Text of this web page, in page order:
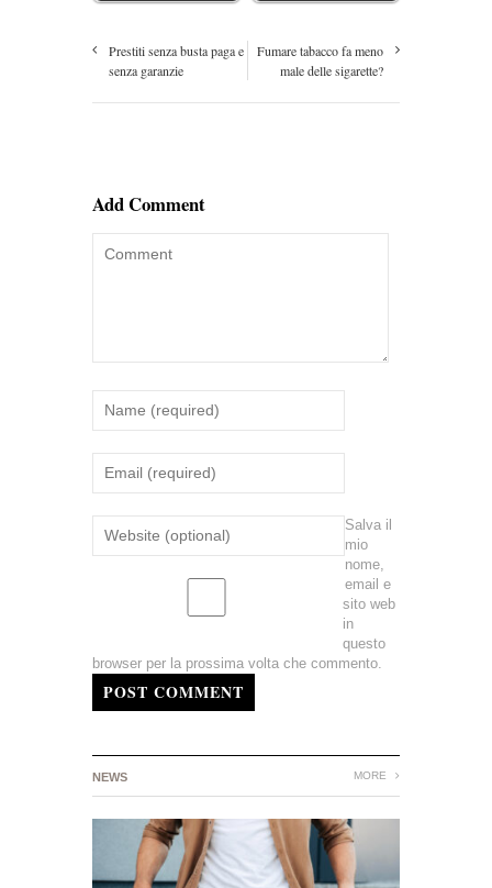
Prestiti senza busta paga e
senza garanzie
Fumare tabacco fa meno
male delle sigarette?
Add Comment
Salva il
mio
nome,
email e
sito web
in
questo
browser per la prossima volta che commento.
POST COMMENT
NEWS MORE